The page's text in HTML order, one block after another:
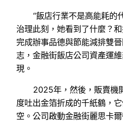
“飯店行業不是高能耗的
治理此刻，她看到了什麼？
完成辦事品德與節能減排雙
志，金融街飯店公司資產運
現。
2025年，然後，販賣機
度吐出金箔折成的千紙鶴，
空。公司啟動金融街麗思卡